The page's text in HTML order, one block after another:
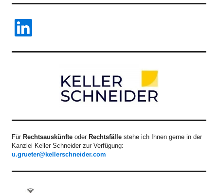
LinkedIn
Für Rechtsauskünfte oder Rechtsfälle stehe ich Ihnen gerne in der
Kanzlei Keller Schneider zur Verfügung:
u.grueter@kellerschneider.com